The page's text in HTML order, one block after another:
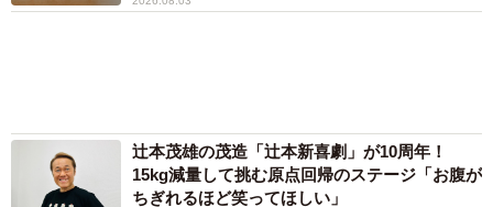
ちぎれるほど笑ってほしい」
仲谷 暢之
2026.07.23